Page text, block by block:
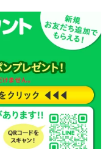
くださいませ。ありが